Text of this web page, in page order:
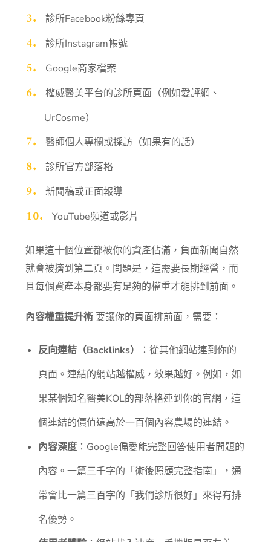
診所Facebook粉絲專頁
診所Instagram帳號
Google商家檔案
權威醫美平台的診所頁面（例如愛評網、
UrCosme）
醫師個人專欄或採訪（如果有的話）
診所官方部落格
新聞稿或正面報導
YouTube頻道或影片
如果這十個位置都被你的資產佔滿，負面新聞自然
就會被擠到第二頁。問題是，這需要長期經營，而
且每個資產本身都要有足夠的權重才能排到前面。
內容權重提升術 要讓你的頁面排前面，需要：
反向連結（Backlinks）
：從其他網站連到你的
頁面。連結的網站越權威，效果越好。例如，如
果某個知名醫美KOL的部落格連到你的官網，這
個連結的價值遠高於一百個內容農場的連結。
內容深度 ：Google偏愛能完整回答使用者問題的
內容。一篇三千字的「術後照顧完整指南」，通
常會比一篇三百字的「我們診所很好」來得有排
名優勢。